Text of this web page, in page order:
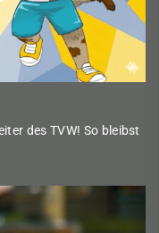
des TVW! So bleibst